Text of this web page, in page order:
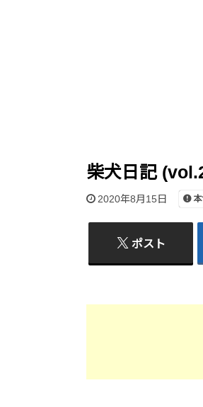
柴犬日記
2020年8月15日
ポスト